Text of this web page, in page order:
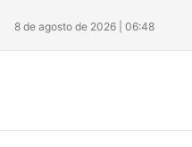
8 de agosto de 2026 | 06:48